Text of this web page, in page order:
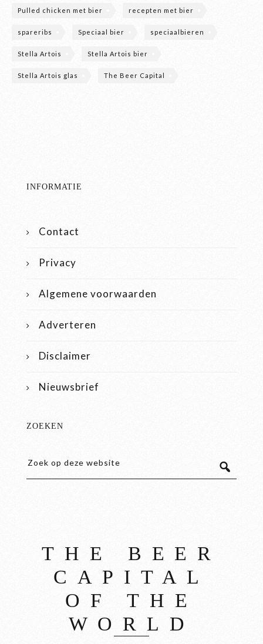
Pulled chicken met bier recepten met bier
spareribs Speciaal bier speciaalbieren
Stella Artois Stella Artois bier
Stella Artois glas The Beer Capital
INFORMATIE
Contact
Privacy
Algemene voorwaarden
Adverteren
Disclaimer
Nieuwsbrief
ZOEKEN
THE BEER
CAPITAL
OF THE
WORLD